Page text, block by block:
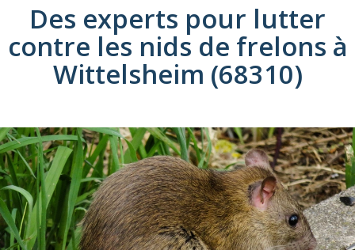
Des experts pour lutter
contre les nids de frelons à
Wittelsheim (68310)